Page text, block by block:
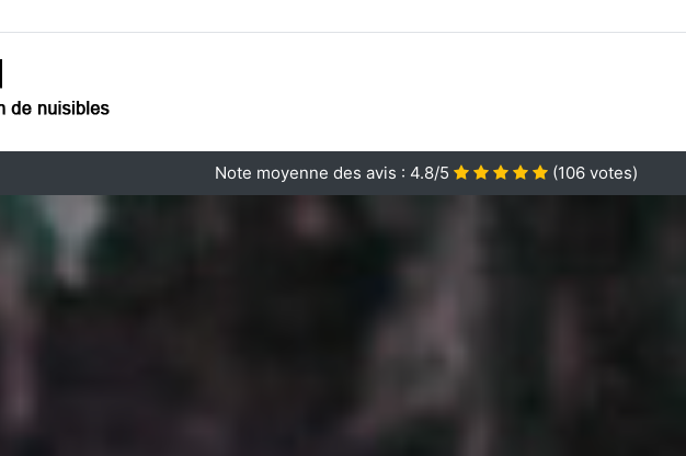
Note moyenne des avis : 4.8/5 (106 votes)